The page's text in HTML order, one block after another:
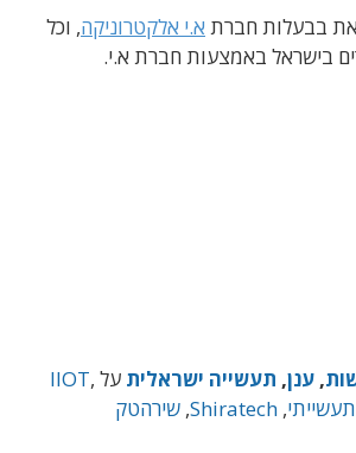
בבעלות חברת א.י אלקטרוניקה, וכל
בישראל באמצעות חברת א.י.
, ענן, תעשייה ישראלית על IIOT,
,
Shiratech
, שירהטק